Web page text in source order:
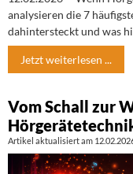
analysieren die 7
dahintersteckt und was
Jetzt weiterlesen ...
Vom Schall zur
Artikel aktualisiert am